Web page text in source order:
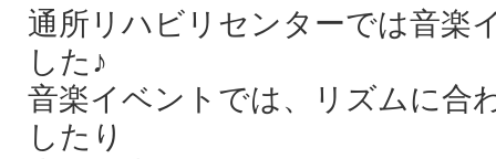
通所リハビリセンターでは音楽
した♪
音楽イベントでは、リズムに合
したり